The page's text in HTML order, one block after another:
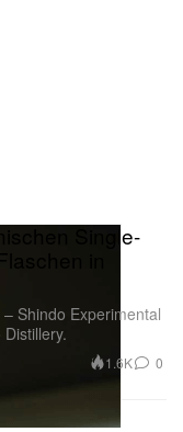
Single-
in
Shindo Experimental
1.6K 0